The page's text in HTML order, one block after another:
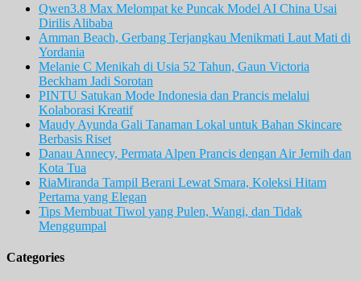
Qwen3.8 Max Melompat ke Puncak Model AI China Usai
Dirilis Alibaba
Amman Beach, Gerbang Terjangkau Menikmati Laut Mati di
Yordania
Melanie C Menikah di Usia 52 Tahun, Gaun Victoria
Beckham Jadi Sorotan
PINTU Satukan Mode Indonesia dan Prancis melalui
Kolaborasi Kreatif
Maudy Ayunda Gali Tanaman Lokal untuk Bahan Skincare
Berbasis Riset
Danau Annecy, Permata Alpen Prancis dengan Air Jernih dan
Kota Tua
RiaMiranda Tampil Berani Lewat Smara, Koleksi Hitam
Pertama yang Elegan
Tips Membuat Tiwol yang Pulen, Wangi, dan Tidak
Menggumpal
Categories